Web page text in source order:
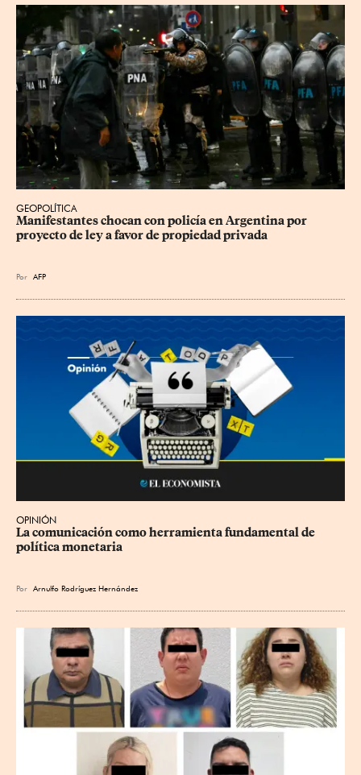
GEOPOLÍTICA
Manifestantes chocan con policía en Argentina por
proyecto de ley a favor de propiedad privada
Por AFP
OPINIÓN
La comunicación como herramienta fundamental de
política monetaria
Por Arnulfo Rodríguez Hernández